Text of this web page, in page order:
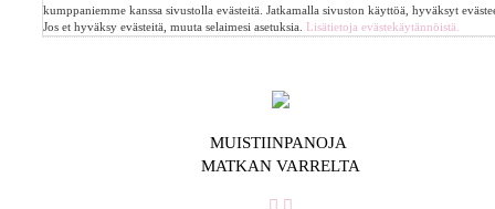
kumppaniemme kanssa sivustolla evästeitä. Jatkamalla sivuston käyttöä, hyväksyt
Jos et hyväksy evästeitä, muuta selaimesi asetuksia. Lisätietoja evästekäytännöistä.
MUISTIINPANOJA
MATKAN VARRELTA